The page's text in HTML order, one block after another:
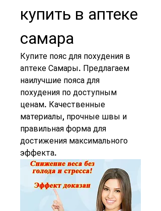
купить в аптеке
самара
Купите пояс для похудения в
аптеке Самары. Предлагаем
наилучшие пояса для
похудения по доступным
ценам. Качественные
материалы, прочные швы и
правильная форма для
достижения максимального
эффекта.